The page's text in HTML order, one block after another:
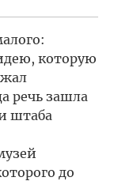
которую
речь зашла
штаба
до